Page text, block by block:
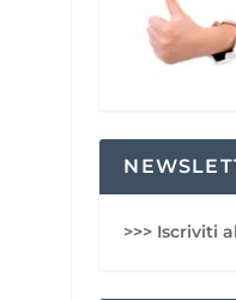
>>> Iscriviti